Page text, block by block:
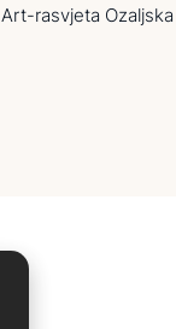
Art-rasvjeta Ozaljska